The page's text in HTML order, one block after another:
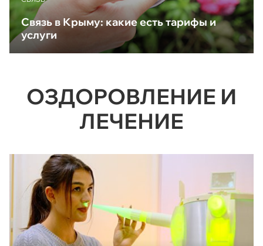
Связь в Крыму: какие есть тарифы и
услуги
ОЗДОРОВЛЕНИЕ И
ЛЕЧЕНИЕ